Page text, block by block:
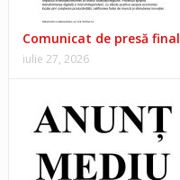
Comunicat de presă final
iulie 27, 2026